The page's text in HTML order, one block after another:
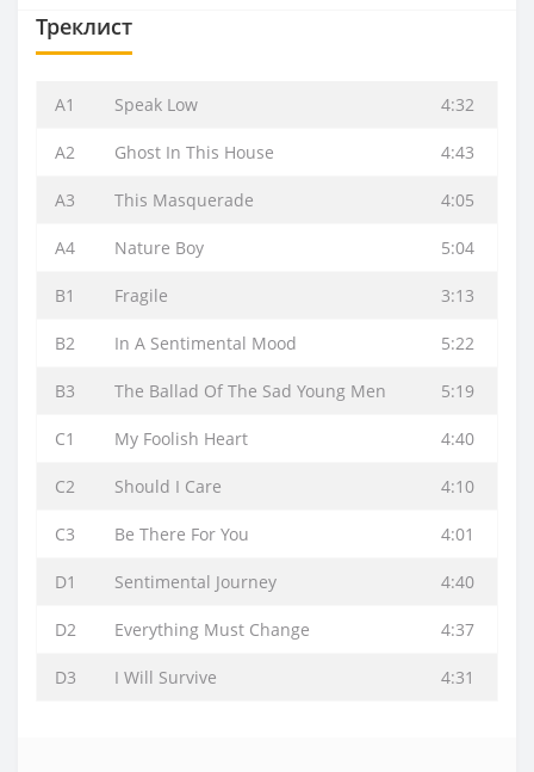
Треклист
A1 Speak Low 4:32
A2 Ghost In This House 4:43
A3 This Masquerade 4:05
A4 Nature Boy 5:04
B1 Fragile 3:13
B2 In A Sentimental Mood 5:22
B3 The Ballad Of The Sad Young Men 5:19
C1 My Foolish Heart 4:40
C2 Should I Care 4:10
C3 Be There For You 4:01
D1 Sentimental Journey 4:40
D2 Everything Must Change 4:37
D3 I Will Survive 4:31